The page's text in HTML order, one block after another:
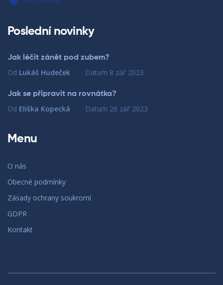
Poslední novinky
Jak léčit zánět pod zubem?
Od Lukáš Hudeček Datum 8 zář 2023
Jak se připravit na rovnátka?
Od Eliška Kopecká Datum 26 zář 2023
Menu
O nás
Obecné podmínky
Zásady ochrany soukromí
GDPR
Kontakt